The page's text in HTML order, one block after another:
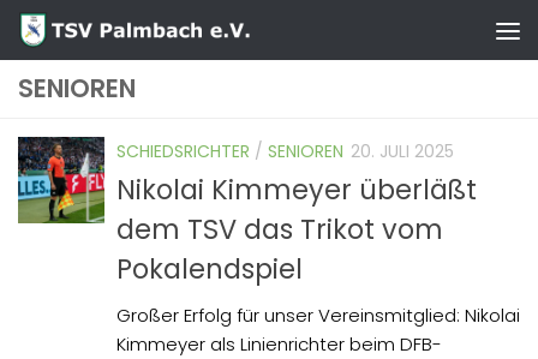
Zum Inhalt springen
SENIOREN
SCHIEDSRICHTER / SENIOREN 20. JULI 2025
Nikolai Kimmeyer überläßt
dem TSV das Trikot vom
Pokalendspiel
Großer Erfolg für unser Vereinsmitglied: Nikolai
Kimmeyer als Linienrichter beim DFB-